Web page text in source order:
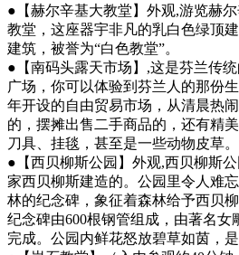
●【赫尔辛基大教堂】外观,游览赫
教堂，这座器宇非凡的乳白色绿顶
建筑，被誉为“白色教堂”。
●【南码头露天市场】,这是芬兰传
广场，你可以体验到芬兰人的那份
年开设的自由贸易市场，从清晨热
的，摆摊出售二手商品的，还有精
刀具、挂毯，甚至是一些动物皮草。
●【西贝柳斯公园】外观,西贝柳斯
家西贝柳斯建造的。公园里令人难
林的纪念碑，象征着森林给予西贝
纪念碑由600根钢管组成，由著名女
完成。公园内鲜花怒放碧草如茵，